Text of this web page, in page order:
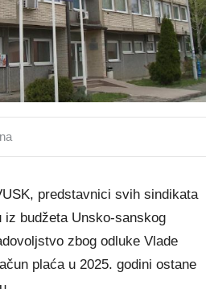
predstavnici svih sindikata
budžeta Unsko-sanskog
zbog odluke Vlade
plaća u 2025. godini ostane